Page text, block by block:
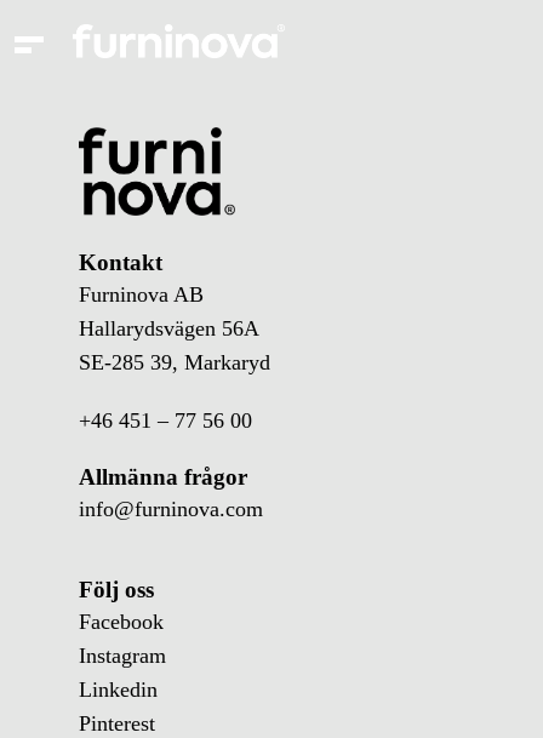
Kontakt
Furninova AB
Hallarydsvägen 56A
SE-285 39, Markaryd
+46 451 – 77 56 00
Allmänna frågor
info@furninova.com
Följ oss
Facebook
Instagram
Linkedin
Pinterest